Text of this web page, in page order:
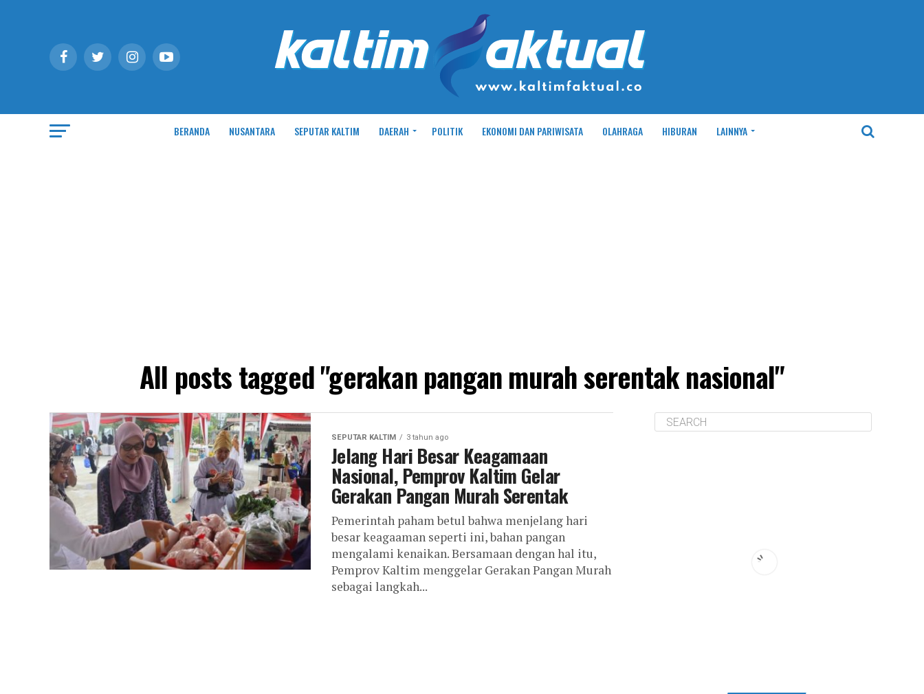
BERANDA NUSANTARA SEPUTAR KALTIM DAERAH POLITIK EKONOMI DAN PARIWISATA OLAHRAGA HIBURAN LAINNYA
All posts tagged "gerakan pangan murah serentak nasional"
SEPUTAR KALTIM 3 tahun ago
Jelang Hari Besar Keagamaan
Nasional, Pemprov Kaltim Gelar
Gerakan Pangan Murah Serentak
Pemerintah paham betul bahwa menjelang hari
besar keagaaman seperti ini, bahan pangan
mengalami kenaikan. Bersamaan dengan hal itu,
Pemprov Kaltim menggelar Gerakan Pangan Murah
sebagai langkah...